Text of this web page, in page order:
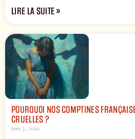
LIRE LA SUITE »
POURQUOI NOS COMPTINES
CRUELLES ?
juin 7, 2026